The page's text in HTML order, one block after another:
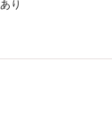
り